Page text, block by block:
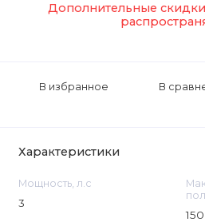
Дополнительные скидки
В избранное В
Характеристики
Мощность, л.с
3
150